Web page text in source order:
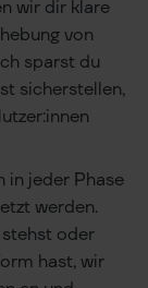
wir dir klare
von
sparst du
sicherstellen,
in jeder Phase
werden.
stehst oder
hast, wir